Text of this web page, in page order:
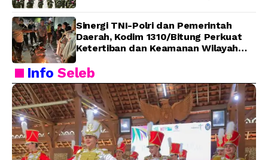
Sinergi TNI-Polri dan Pemerintah
Daerah, Kodim 1310/Bitung Perkuat
Ketertiban dan Keamanan Wilayah
InfoSeleb